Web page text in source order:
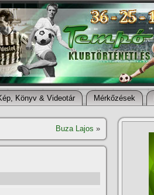
Könyv & Videotár Mérkőzések
Buza Lajos »